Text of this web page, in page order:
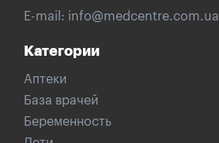
E-mail: info@medcentre.com.ua
Категории
Аптеки
База врачей
Беременность